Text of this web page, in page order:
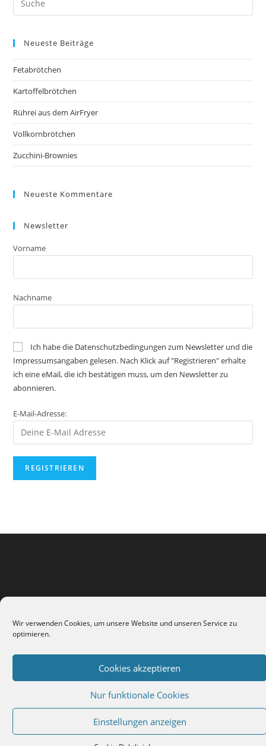
Wir verwenden Cookies, um unsere Website und unseren Service zu
optimieren.
Cookies akzeptieren
Nur funktionale Cookies
Einstellungen anzeigen
Neueste Beiträge
Fetabrötchen
Kartoffelbrötchen
Rührei aus dem AirFryer
Vollkornbrötchen
Zucchini-Brownies
Neueste Kommentare
Newsletter
Vorname
Nachname
Ich habe die Datenschutzbedingungen zum Newsletter und die
Impressumsangaben gelesen. Nach Klick auf "Registrieren" erhalte
ich eine eMail, die ich bestätigen muss, um den Newsletter zu
abonnieren.
E-Mail-Adresse:
Impressum Kontakt Cookie-Richtlinie (EU)
Copyright 2026 - Andrea Liebetanz